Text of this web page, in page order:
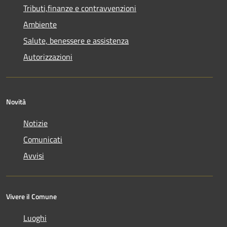
Tributi,finanze e contravvenzioni
Ambiente
Salute, benessere e assistenza
Autorizzazioni
Novità
Notizie
Comunicati
Avvisi
Vivere il Comune
Luoghi